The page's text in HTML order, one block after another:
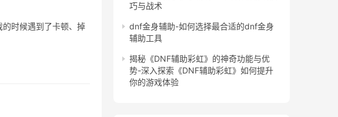
时候遇到了卡顿、掉
巧与战术
dnf金身辅助-如何选择最合适的dnf金身
辅助工具
揭秘《DNF辅助彩虹》的神奇功能与优
势-深入探索《DNF辅助彩虹》如何提升
你的游戏体验